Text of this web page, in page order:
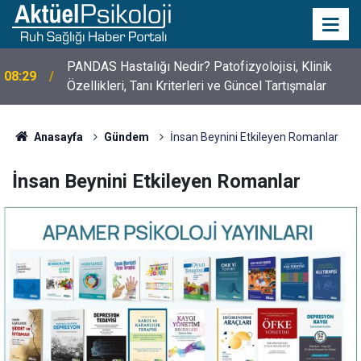
10:30
10 Mayıs Psikologlar Günü Nasıl Ortaya Çıktı? 10
Mayıs Tarihinin Hikayesi
Anasayfa Gündem İnsan Beynini Etkileyen Romanlar
İnsan Beynini Etkileyen Romanlar